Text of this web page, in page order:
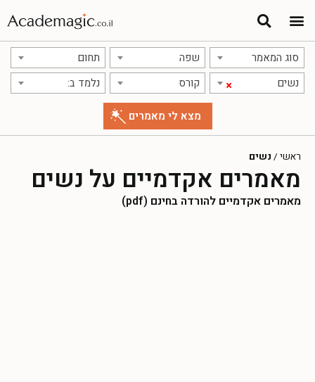
סוג המאמר שפה תחום
× נשים קורס נלמד ב:
ראשי / נשים
מאמרים אקדמיים על נשים
מאמרים אקדמיים להורדה בחינם (pdf)